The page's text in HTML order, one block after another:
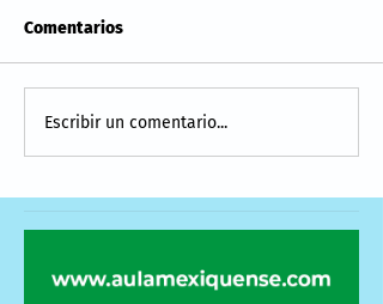
Comentarios
Escribir un comentario...